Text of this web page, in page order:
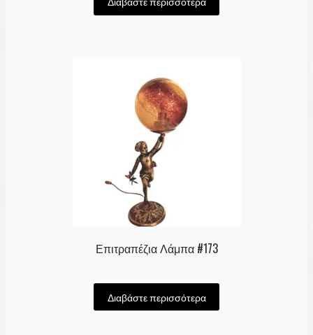
Επιτραπέζια Λάμπα #173
Διαβάστε περισσότερα